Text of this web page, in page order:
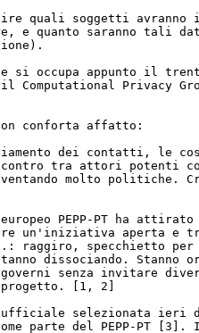
quali soggetti
e quanto saranno tali
si occupa appunto il
Computational Privacy
conforta affatto:
dei contatti, le cose
tra attori potenti
molto politiche.
PEPP-PT ha
un'iniziativa aperta e
raggiro, specchietto
dissociando. Stanno
senza invitare
[1, 2]
selezionata ieri
parte del PEPP-PT